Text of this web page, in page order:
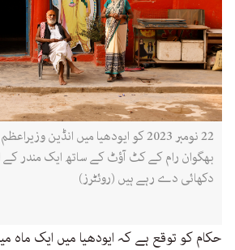
22 نومبر 2023 کو ایودھیا میں انڈین
بھگوان رام کے کٹ آؤٹ کے ساتھ ایک مندر
دکھائی دے رہے ہیں (روئٹرز)